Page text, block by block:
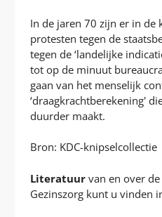
In de jaren 70 zijn er in de
protesten tegen de
tegen de ‘landelijke
tot op de minuut
gaan van het menselijk
‘draagkrachtberekening'
duurder maakt.
Bron: KDC-knipselcollectie
Literatuur van en over
Gezinszorg kunt u vinden